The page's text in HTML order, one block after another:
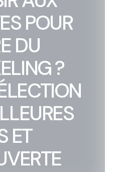
POUR
DU
?
ET